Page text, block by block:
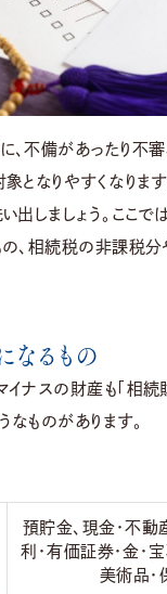
、不備があったり不
となりやすくなりま
出しましょう。ここ
の、相続税の非課税
るもの
ナスの財産も「相続
ものがあります。
預貯金、現金・不
利・有価証券・金・
美術品・